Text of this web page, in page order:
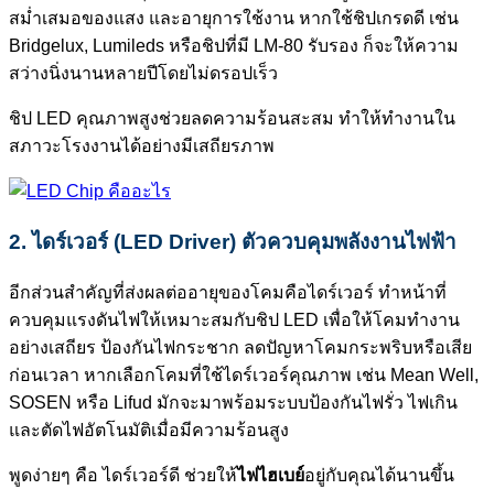
สม่ำเสมอของแสง และอายุการใช้งาน หากใช้ชิปเกรดดี เช่น
Bridgelux, Lumileds หรือชิปที่มี LM-80 รับรอง ก็จะให้ความ
สว่างนิ่งนานหลายปีโดยไม่ดรอปเร็ว
ชิป LED คุณภาพสูงช่วยลดความร้อนสะสม ทำให้ทำงานใน
สภาวะโรงงานได้อย่างมีเสถียรภาพ
2. ไดร์เวอร์ (LED Driver) ตัวควบคุมพลังงานไฟฟ้า
อีกส่วนสำคัญที่ส่งผลต่ออายุของโคมคือไดร์เวอร์ ทำหน้าที่
ควบคุมแรงดันไฟให้เหมาะสมกับชิป LED เพื่อให้โคมทำงาน
อย่างเสถียร ป้องกันไฟกระชาก ลดปัญหาโคมกระพริบหรือเสีย
ก่อนเวลา หากเลือกโคมที่ใช้ไดร์เวอร์คุณภาพ เช่น Mean Well,
SOSEN หรือ Lifud มักจะมาพร้อมระบบป้องกันไฟรั่ว ไฟเกิน
และตัดไฟอัตโนมัติเมื่อมีความร้อนสูง
พูดง่ายๆ คือ ไดร์เวอร์ดี ช่วยให้ไฟไฮเบย์อยู่กับคุณได้นานขึ้น